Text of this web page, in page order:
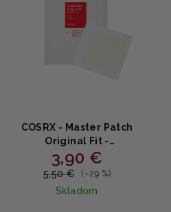
COSRX - Master Patch
Original Fit -
Hydrokoloidné náplasti
na akné pre rýchle krytie
a hojenie 24 ks
3,90 €
5,50 € (–29 %)
Skladom